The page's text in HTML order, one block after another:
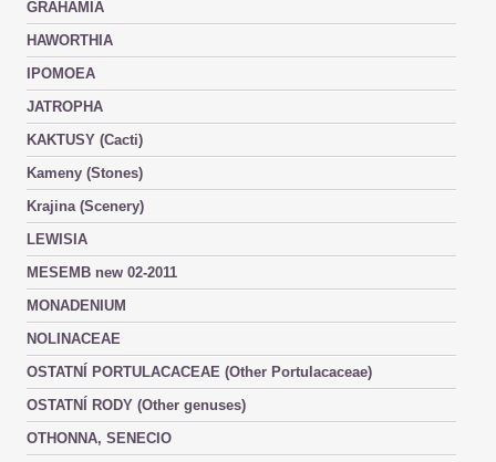
GRAHAMIA
HAWORTHIA
IPOMOEA
JATROPHA
KAKTUSY (Cacti)
Kameny (Stones)
Krajina (Scenery)
LEWISIA
MESEMB new 02-2011
MONADENIUM
NOLINACEAE
OSTATNÍ PORTULACACEAE (Other Portulacaceae)
OSTATNÍ RODY (Other genuses)
OTHONNA, SENECIO